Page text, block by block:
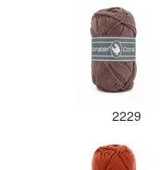
2229